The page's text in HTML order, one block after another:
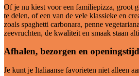
Of je nu kiest voor een familiepizza, groot
te delen, of een van de vele klassieke en
zoals spaghetti carbonara, penne
zeevruchten, de kwaliteit en smaak staan
Afhalen, bezorgen en
Je kunt je Italiaanse favorieten niet alleen